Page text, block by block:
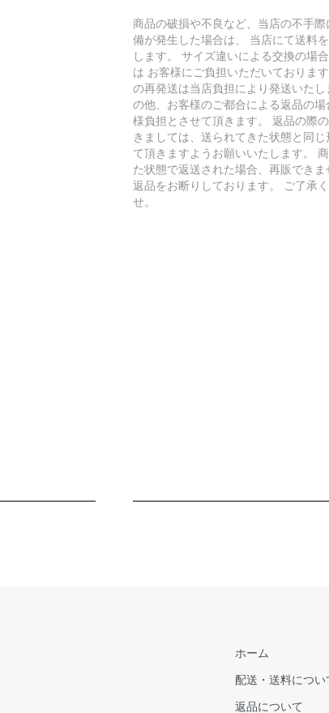
商品の破損や不良など、当店の不手際
備が発生した場合は、 当店にて送料
します。 サイズ違いによる交換の場
は お客様にご負担いただいておりま
の再発送は当店負担により発送いたし
の他、お客様のご都合による返品の場
様負担とさせて頂きます。 返品の際
きましては、送られてきた状態と同じ
て頂きますようお願いいたします。
た状態で返送された場合、再販でき
返品をお断りしております。 ご了承
せ。
ホーム
配送・送料につい
返品について